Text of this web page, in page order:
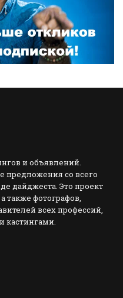
и объявлений.
со всего
дайджеста. Это проект
также фотографов,
всех профессий,
кастингами.